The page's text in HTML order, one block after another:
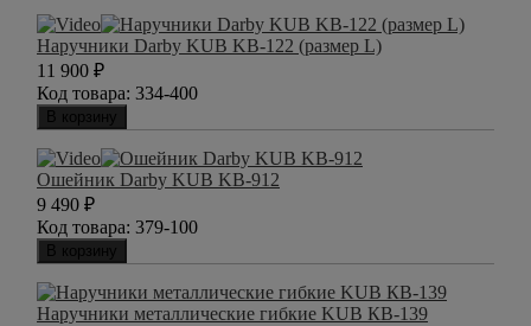
Наручники Darby KUB KB-122 (размер L)
11 900 ₽
Код товара: 334-400
В корзину
Ошейник Darby KUB KB-912
9 490 ₽
Код товара: 379-100
В корзину
Наручники металлические гибкие KUB КВ-139